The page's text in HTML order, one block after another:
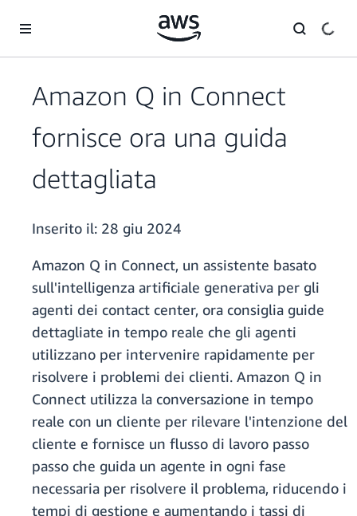
Amazon Q in Connect
fornisce ora una guida
dettagliata
Inserito il: 28 giu 2024
Amazon Q in Connect, un assistente basato
sull'intelligenza artificiale generativa per gli
agenti dei contact center, ora consiglia guide
dettagliate in tempo reale che gli agenti
utilizzano per intervenire rapidamente per
risolvere i problemi dei clienti. Amazon Q in
Connect utilizza la conversazione in tempo
reale con un cliente per rilevare l'intenzione del
cliente e fornisce un flusso di lavoro passo
passo che guida un agente in ogni fase
necessaria per risolvere il problema, riducendo i
tempi di gestione e aumentando i tassi di